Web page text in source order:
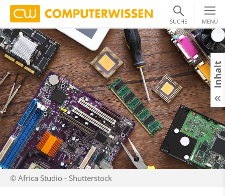
SUCHE MENÜ
© Africa Studio - Shutterstock
Inhalt